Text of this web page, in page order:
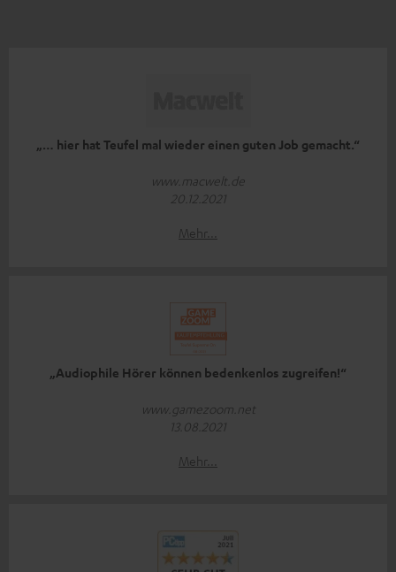
„… hier hat Teufel mal wieder einen guten Job gemacht.“
www.macwelt.de
20.12.2021
Mehr...
„Audiophile Hörer können bedenkenlos zugreifen!“
www.gamezoom.net
13.08.2021
Mehr...